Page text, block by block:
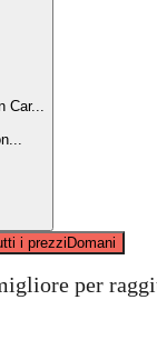
i prezziDomani
per